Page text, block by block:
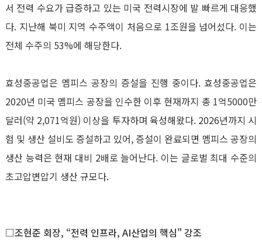
서 전력 수요가 급증하고 있는 미국 전력시장에 발 빠르게 대응했
다. 지난해 북미 지역 수주액이 처음으로 1조원을 넘어섰다. 이는
전체 수주의 53%에 해당한다.
효성중공업은 멤피스 공장의 증설을 진행 중이다. 효성중공업은
2020년 미국 멤피스 공장을 인수한 이후 현재까지 총 1억5000만
달러(약 2,071억원) 이상을 투자하며 육성해왔다. 2026년까지 시
험 및 생산 설비도 증설하고 있어, 증설이 완료되면 멤피스 공장의
생산 능력은 현재 대비 2배로 늘어난다. 이는 글로벌 최대 수준의
초고압변압기 생산 규모다.
□조현준 회장, “전력 인프라, AI산업의 핵심" 강조